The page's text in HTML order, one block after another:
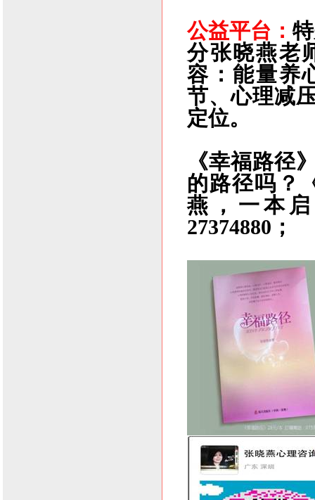
公益平台：
分张晓燕老
容：能量养
节、心理减
定位。
《幸福路径
的路径吗？
燕，一本
27374880；